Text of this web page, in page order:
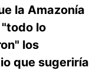
la Amazonía
lo
los
que sugeriría